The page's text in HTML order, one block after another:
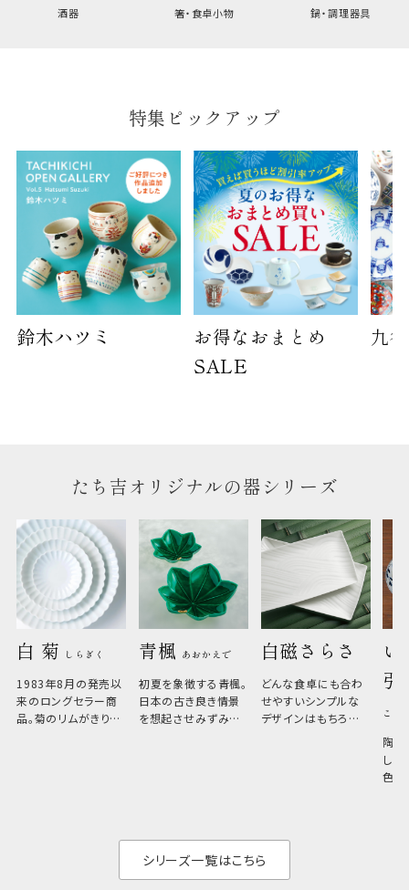
酒器 箸・食卓小物 鍋・調理器具
特集ピックアップ
鈴木ハツミ
お得なおまとめ
SALE
九
たち吉オリジナルの器シリーズ
白 菊 しらぎく
1983年8月の発売以
来のロングセラー商
品。菊のリムがきりっ
青楓 あおかえで
初夏を象徴する青楓。
日本の古き良き情景
を想起させみずみず
白磁さらさ
どんな食卓にも合わ
せやすいシンプルな
デザインはもちろん、
い
こひ
陶器
しい
色の
シリーズ一覧はこちら